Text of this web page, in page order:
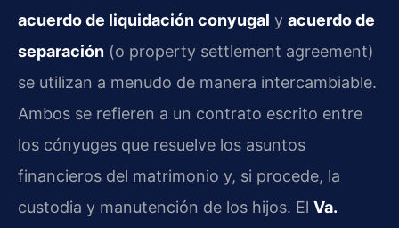
acuerdo de liquidación conyugal y acuerdo de
separación (o property settlement agreement)
se utilizan a menudo de manera intercambiable.
Ambos se refieren a un contrato escrito entre
los cónyuges que resuelve los asuntos
financieros del matrimonio y, si procede, la
custodia y manutención de los hijos. El Va.